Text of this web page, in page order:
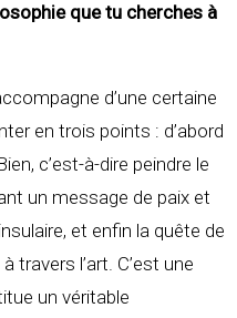
que tu cherches à
d’une certaine
en trois points : d’abord
c’est-à-dire peindre le
un message de paix et
et enfin la quête de
travers l’art. C’est une
un véritable